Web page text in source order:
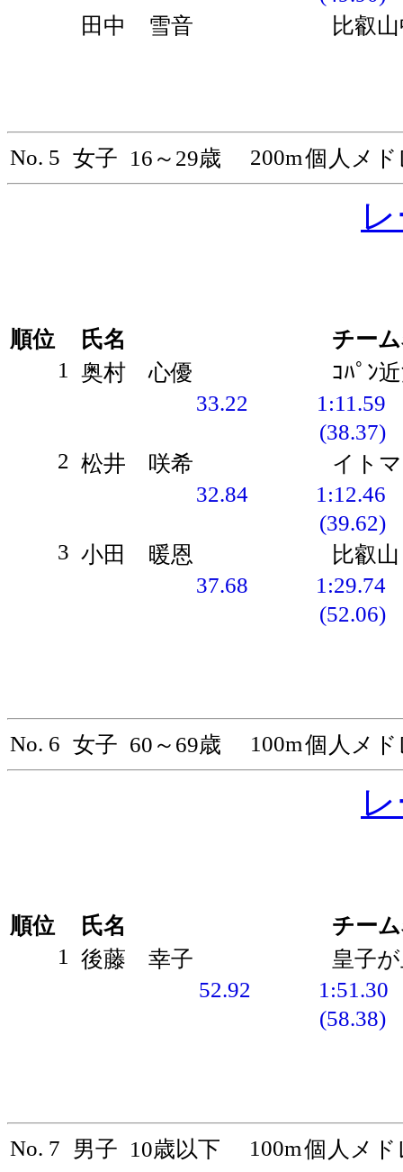
田中 雪音
比叡
No. 5 女子 16～29歳 200m個人メド
順位 氏名
チー
1
奥村 心優
ｺﾊﾟﾝ
33.22
1:11.59
(38.37)
2 松井 咲希
イト
32.84
1:12.46
(39.62)
3 小田 暖恩
比叡山
37.68
1:29.74
(52.06)
No. 6 女子 60～69歳 100m個人メド
順位 氏名
チー
1
後藤 幸子
皇子
52.92
1:51.30
(58.38)
No. 7 男子 10歳以下 100m個人メド